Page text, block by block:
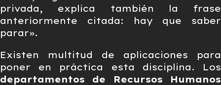
privada, explica también la frase
anteriormente citada: hay que saber
parar».
Existen multitud de aplicaciones para
poner en práctica esta disciplina. Los
departamentos de Recursos Humanos